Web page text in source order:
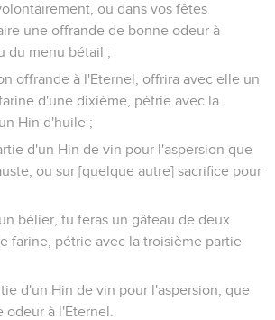
ou dans vos fêtes
une offrande de bonne odeur à
du menu bétail ;
offrande à l'Eternel, offrira avec elle un
d'une dixième, pétrie avec la
Hin d'huile ;
d'un Hin de vin pour l'aspersion que
ou sur [quelque autre] sacrifice pour
bélier, tu feras un gâteau de deux
farine, pétrie avec la troisième partie
d'un Hin de vin pour l'aspersion, que
à l'Eternel.